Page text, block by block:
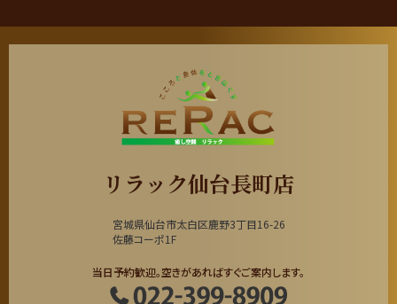
リラック仙台長町店
宮城県仙台市太白区鹿野3丁目16-26
佐藤コーポ1F
当日予約歓迎。空きがあればすぐご案内します。